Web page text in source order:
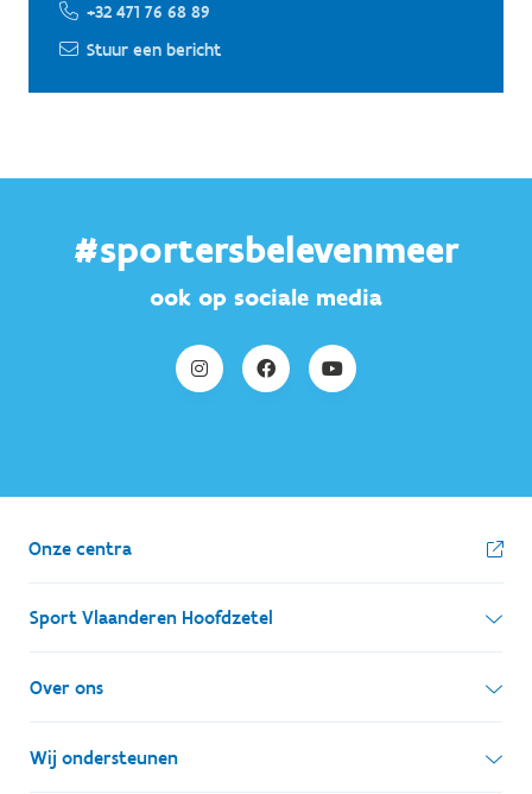
+32 471 76 68 89
Stuur een bericht
#sportersbelevenmeer
ook op sociale media
Onze centra
Sport Vlaanderen Hoofdzetel
Simon Bolivarlaan 17
1000 Brussel
Ondernemingsnummer: BE 0248.142.826
Over ons
Wie zijn we, wat doen we
Wij ondersteunen